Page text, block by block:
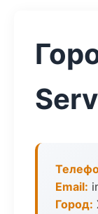
Email:
Город: